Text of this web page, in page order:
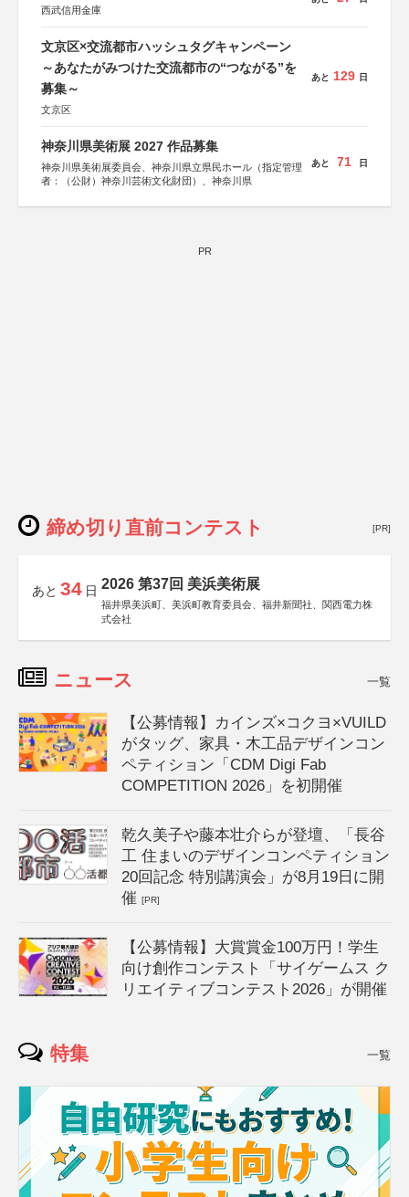
西武信用金庫
文京区×交流都市ハッシュタグキャンペーン
～あなたがみつけた交流都市の“つながる”を
募集～
文京区
あと 129 日
神奈川県美術展 2027 作品募集
神奈川県美術展委員会、神奈川県立県民ホール（指定管理
者：（公財）神奈川芸術文化財団）、神奈川県
あと 71 日
PR
締め切り直前コンテスト [PR]
あと 34 日 2026 第37回 美浜美術展
福井県美浜町、美浜町教育委員会、福井新聞社、関西電力株
式会社
ニュース 一覧
【公募情報】カインズ×コクヨ×VUILD
がタッグ、家具・木工品デザインコン
ペティション「CDM Digi Fab
COMPETITION 2026」を初開催
乾久美子や藤本壮介らが登壇、「長谷
工 住まいのデザインコンペティション
20回記念 特別講演会」が8月19日に開
催[PR]
【公募情報】大賞賞金100万円！学生
向け創作コンテスト「サイゲームス ク
リエイティブコンテスト2026」が開催
特集 一覧